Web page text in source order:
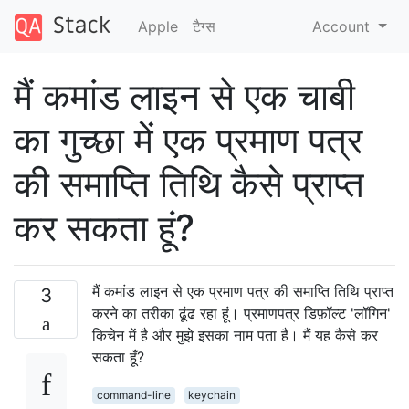
Apple टैग्‍स Account
मैं कमांड लाइन से एक चाबी
का गुच्छा में एक प्रमाण पत्र
की समाप्ति तिथि कैसे प्राप्त
कर सकता हूं?
3
मैं कमांड लाइन से एक प्रमाण पत्र की समाप्ति तिथि प्राप्त
करने का तरीका ढूंढ रहा हूं। प्रमाणपत्र डिफ़ॉल्ट 'लॉगिन'
किचेन में है और मुझे इसका नाम पता है। मैं यह कैसे कर
सकता हूँ?
command-line
keychain